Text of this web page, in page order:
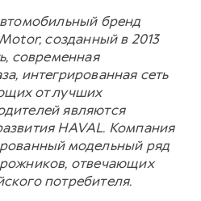
бренд
созданный в 2013
современная
интегрированная сеть
от лучших
являются
HAVAL. Компания
модельный ряд
отвечающих
потребителя.